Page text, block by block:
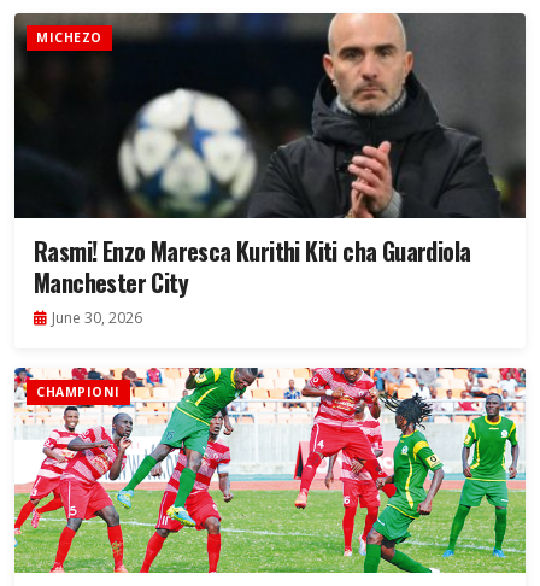
MICHEZO
Rasmi! Enzo Maresca Kurithi Kiti cha Guardiola
Manchester City
June 30, 2026
CHAMPIONI